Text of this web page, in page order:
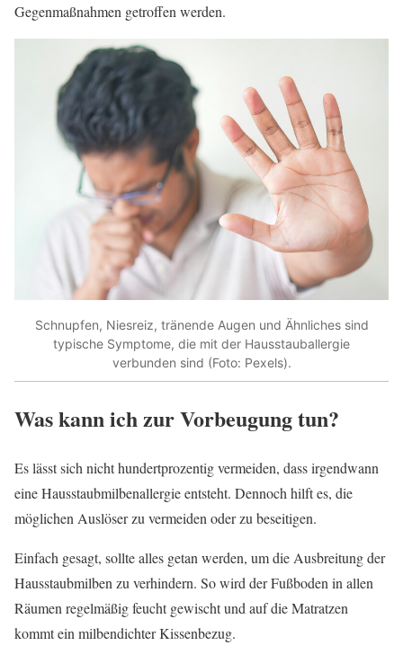
Gegenmaßnahmen getroffen werden.
Schnupfen, Niesreiz, tränende Augen und Ähnliches sind
typische Symptome, die mit der Hausstauballergie
verbunden sind (Foto: Pexels).
Was kann ich zur Vorbeugung tun?
Es lässt sich nicht hundertprozentig vermeiden, dass irgendwann
eine Hausstaubmilbenallergie entsteht. Dennoch hilft es, die
möglichen Auslöser zu vermeiden oder zu beseitigen.
Einfach gesagt, sollte alles getan werden, um die Ausbreitung der
Hausstaubmilben zu verhindern. So wird der Fußboden in allen
Räumen regelmäßig feucht gewischt und auf die Matratzen
kommt ein milbendichter Kissenbezug.